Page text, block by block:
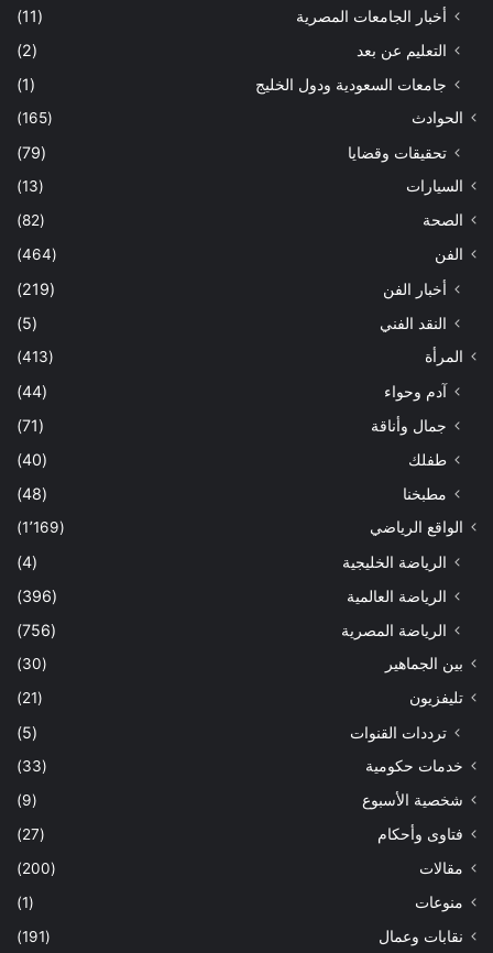
أخبار الجامعات المصرية
(11)
التعليم عن بعد
(2)
جامعات السعودية ودول الخليج
(1)
الحوادث (165)
تحقيقات وقضايا (79)
السيارات
(13)
الصحة
(82)
الفن
(464)
أخبار الفن
(219)
النقد الفني
(5)
المرأة (413)
آدم وحواء
(44)
جمال وأناقة
(71)
طفلك
(40)
مطبخنا
(48)
الواقع الرياضي (1٬169)
الرياضة الخليجية
(4)
الرياضة العالمية
(396)
الرياضة المصرية
(756)
بين الجماهير
(30)
تليفزيون
(21)
ترددات القنوات (5)
خدمات حكومية
(33)
شخصية الأسبوع
(9)
فتاوى وأحكام
(27)
مقالات
(200)
منوعات
(1)
نقابات وعمال
(191)